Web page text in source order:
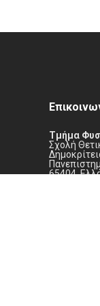
Τμήμα
Σχολή
65404,